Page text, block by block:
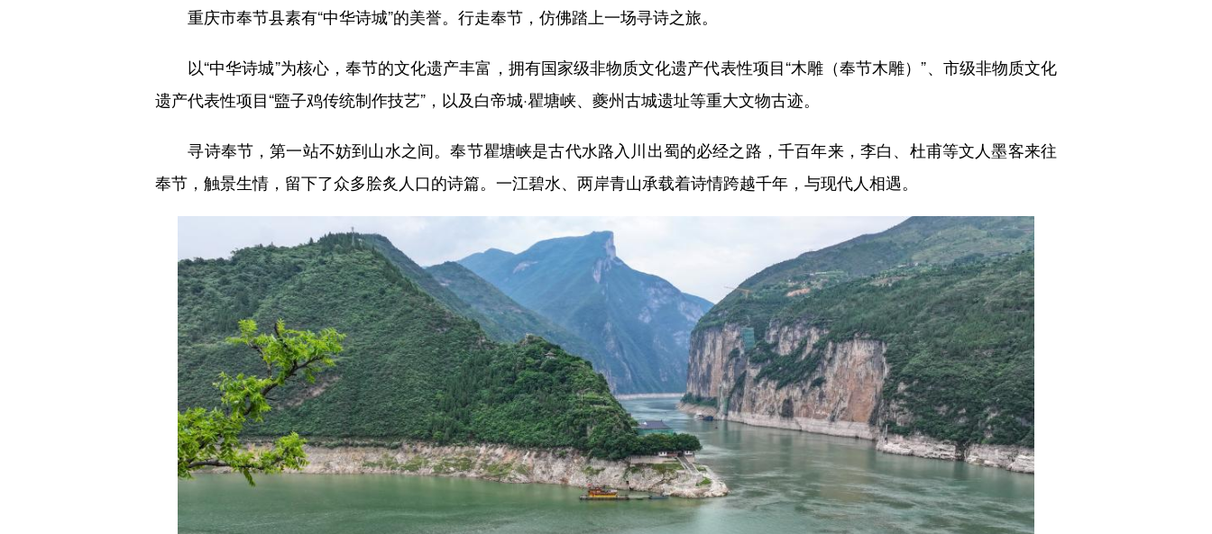
重庆市奉节县素有“中华诗城”的美誉。行走奉节，仿佛踏上一场寻诗之旅。
以“中华诗城”为核心，奉节的文化遗产丰富，拥有国家级非物质文化遗产代表性项目“木雕（奉节木雕）”、市级非物质文化
遗产代表性项目“盬子鸡传统制作技艺”，以及白帝城·瞿塘峡、夔州古城遗址等重大文物古迹。
寻诗奉节，第一站不妨到山水之间。奉节瞿塘峡是古代水路入川出蜀的必经之路，千百年来，李白、杜甫等文人墨客来往
奉节，触景生情，留下了众多脍炙人口的诗篇。一江碧水、两岸青山承载着诗情跨越千年，与现代人相遇。